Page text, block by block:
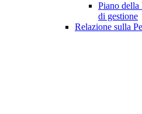
Piano della
di gestione
Relazione sulla